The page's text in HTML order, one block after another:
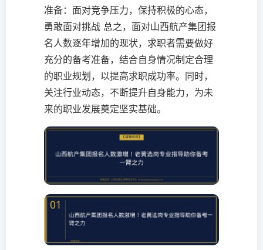
准备：面对竞争压力，保持积极的心态，
勇敢面对挑战 总之，面对山西航产集团报
名人数逐年增加的现状，求职者需要做好
充分的备考准备，结合自身情况制定合理
的职业规划，以提高求职成功率。同时，
关注行业动态，不断提升自身能力，为未
来的职业发展奠定坚实基础。